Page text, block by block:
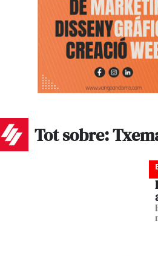
Tot sobre: